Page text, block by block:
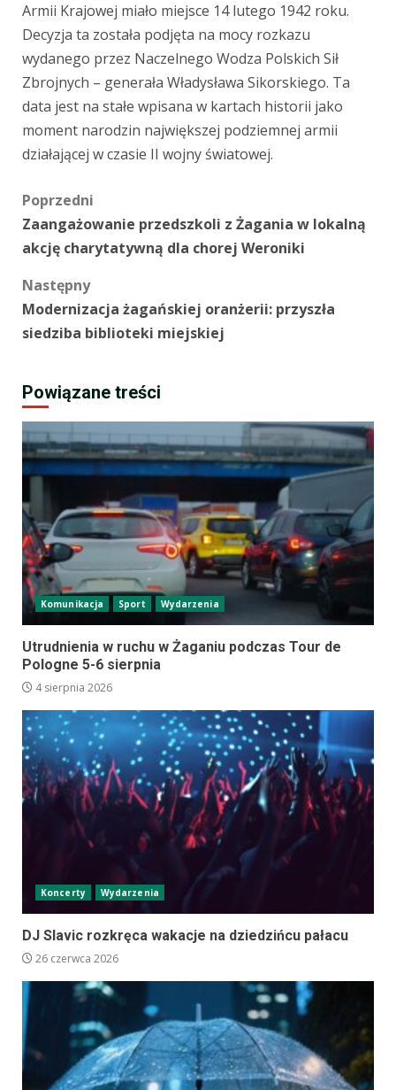
Armii Krajowej miało miejsce 14 lutego 1942 roku.
Decyzja ta została podjęta na mocy rozkazu
wydanego przez Naczelnego Wodza Polskich Sił
Zbrojnych – generała Władysława Sikorskiego. Ta
data jest na stałe wpisana w kartach historii jako
moment narodzin największej podziemnej armii
działającej w czasie II wojny światowej.
Zobacz
wpisy
Poprzedni
Zaangażowanie przedszkoli z Żagania w lokalną
akcję charytatywną dla chorej Weroniki
Następny
Modernizacja żagańskiej oranżerii: przyszła
siedziba biblioteki miejskiej
Powiązane treści
Komunikacja Sport Wydarzenia
Utrudnienia w ruchu w Żaganiu podczas Tour de
Pologne 5-6 sierpnia
4 sierpnia 2026
Koncerty Wydarzenia
DJ Slavic rozkręca wakacje na dziedzińcu pałacu
26 czerwca 2026